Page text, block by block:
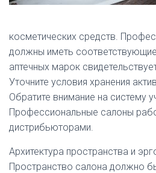
косметических средств.
должны иметь
аптечных марок
Уточните условия хранения
Обратите внимание на систему
Профессиональные салоны
дистрибьюторами.
Архитектура пространства и
Пространство салона должно